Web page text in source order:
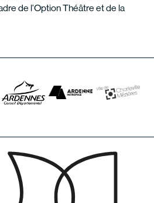
de l’Option Théâtre et de la